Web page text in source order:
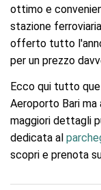
ottimo e
stazione
offerto tutto
per un prezzo
Ecco qui tutto
Aeroporto Bari
maggiori dettagli
dedicata al
scopri e prenota